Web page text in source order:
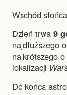
Wschód
Dzień trwa 9
najdłuższego
najkrótszego
lokalizacji
Do końca